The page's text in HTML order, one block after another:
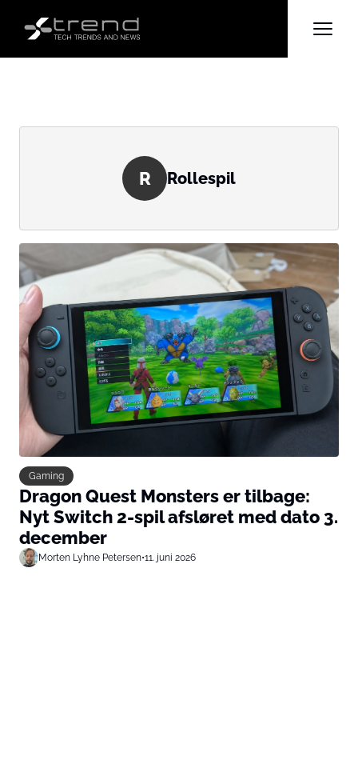
R Rollespil
Gaming
Dragon Quest Monsters er tilbage:
Nyt Switch 2-spil afsløret med dato 3.
december
Morten Lyhne Petersen•11. juni 2026